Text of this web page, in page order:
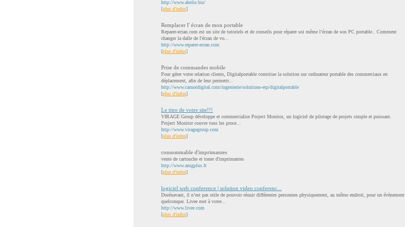
http://www.abelie.biz/
[plus d'infos]
Remplacer l' écran de mon portable
Reparer-ecran.com est un site de tutoriels et de conseils pour réparer soi même l’écran de son PC portable.. Comment
changer la dalle de l'écran de vo...
http://www.reparer-ecran.com
[plus d'infos]
Prise de commandes mobile
Pour gérer votre relation clients, Digitalportable constitue la solution sur ordinateur portable des commerciaux en
déplacement, afin de leur permettr...
http://www.carnotdigital.com/ingenierie/solutions-erp/digitalportable
[plus d'infos]
Le titre de votre site!!!
VIRAGE Group développe et commercialise Project Monitor, un logiciel de pilotage de projets simple et puissant.
Project Monitor couvre tous les proce...
http://www.viragegroup.com
[plus d'infos]
consommable d'imprimantes
vente de cartouche et toner d'imprimantes
http://www.amgplus.fr
[plus d'infos]
logiciel web conference | solution video conferenc...
Dorénavant, il n’est pas utile de pouvoir réunir différentes personnes physiquement, au même endroit, pour un évènement
quelconque. Livee met à votre...
http://www.livee.com
[plus d'infos]